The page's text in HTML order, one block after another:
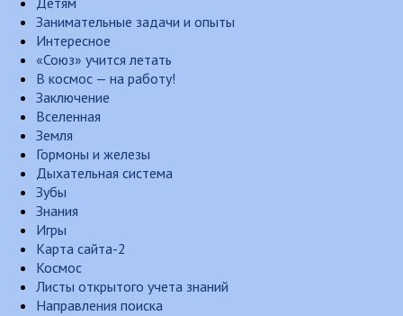
Занимательные задачи и опыты
Интересное
«Союз» учится летать
В космос — на работу!
Заключение
Вселенная
Земля
Гормоны и железы
Дыхательная система
Зубы
Знания
Игры
Карта сайта-2
Космос
Листы открытого учета знаний
Направления поиска